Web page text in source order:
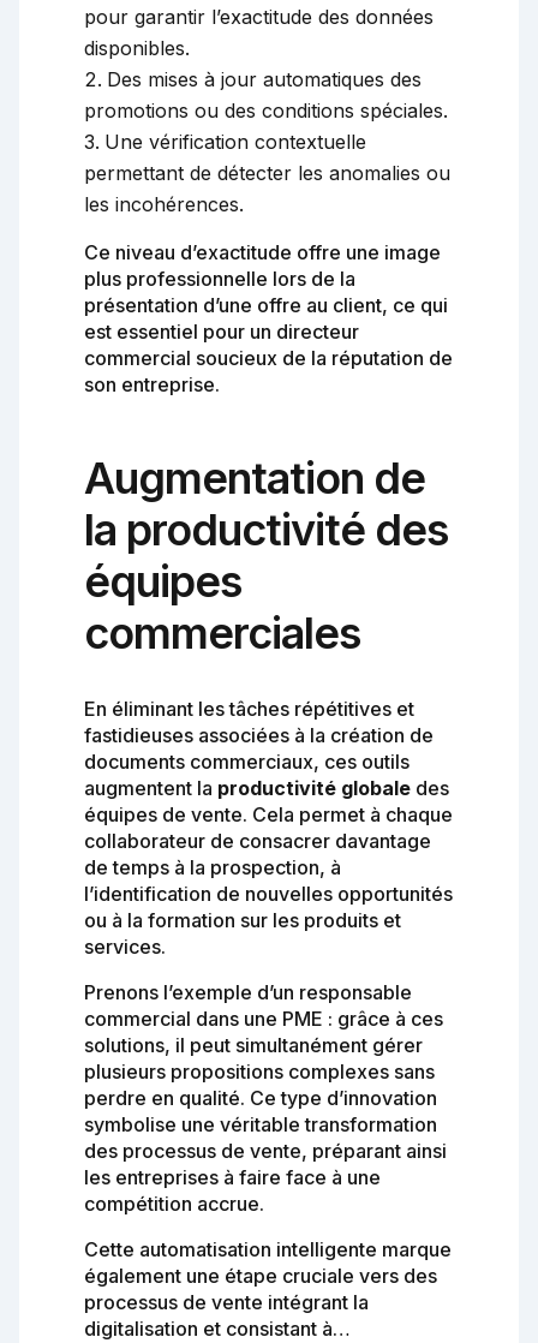
pour garantir l’exactitude des données
disponibles.
Des mises à jour automatiques des
promotions ou des conditions spéciales.
Une vérification contextuelle
permettant de détecter les anomalies ou
les incohérences.
Ce niveau d’exactitude offre une image
plus professionnelle lors de la
présentation d’une offre au client, ce qui
est essentiel pour un directeur
commercial soucieux de la réputation de
son entreprise.
Augmentation de
la productivité des
équipes
commerciales
En éliminant les tâches répétitives et
fastidieuses associées à la création de
documents commerciaux, ces outils
augmentent la productivité globale des
équipes de vente. Cela permet à chaque
collaborateur de consacrer davantage
de temps à la prospection, à
l’identification de nouvelles opportunités
ou à la formation sur les produits et
services.
Prenons l’exemple d’un responsable
commercial dans une PME : grâce à ces
solutions, il peut simultanément gérer
plusieurs propositions complexes sans
perdre en qualité. Ce type d’innovation
symbolise une véritable transformation
des processus de vente, préparant ainsi
les entreprises à faire face à une
compétition accrue.
Cette automatisation intelligente marque
également une étape cruciale vers des
processus de vente intégrant la
digitalisation et consistant à…